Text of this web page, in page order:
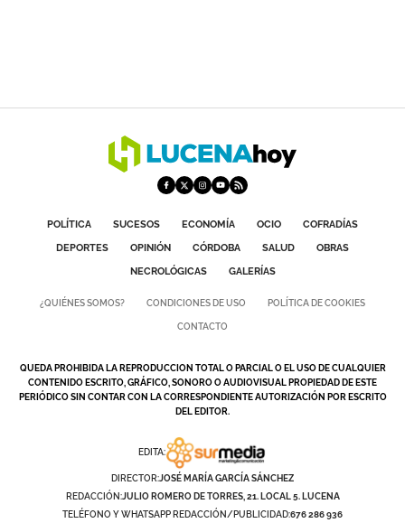
POLÍTICA SUCESOS ECONOMÍA OCIO
COFRADÍAS
DEPORTES
OPINIÓN CÓRDOBA SALUD
OBRAS
NECROLÓGICAS
GALERÍAS
¿QUIÉNES SOMOS? CONDICIONES DE USO POLÍTICA DE COOKIES
CONTACTO
QUEDA PROHIBIDA LA REPRODUCCION TOTAL O PARCIAL O EL USO DE CUALQUIER
CONTENIDO ESCRITO, GRÁFICO, SONORO O AUDIOVISUAL PROPIEDAD DE ESTE
PERIÓDICO SIN CONTAR CON LA CORRESPONDIENTE AUTORIZACIÓN POR ESCRITO
DEL EDITOR.
EDITA:
DIRECTOR:JOSÉ MARÍA GARCÍA SÁNCHEZ
REDACCIÓN:JULIO ROMERO DE TORRES, 21. LOCAL 5. LUCENA
TELÉFONO Y WHATSAPP REDACCIÓN/PUBLICIDAD:676 286 936